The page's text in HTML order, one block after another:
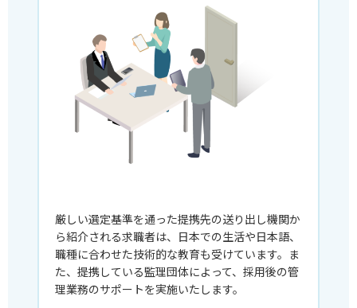
厳しい選定基準を通った提携先の送り出し機関か
ら紹介される求職者は、日本での生活や日本語、
職種に合わせた技術的な教育も受けています。ま
た、提携している監理団体によって、採用後の管
理業務のサポートを実施いたします。